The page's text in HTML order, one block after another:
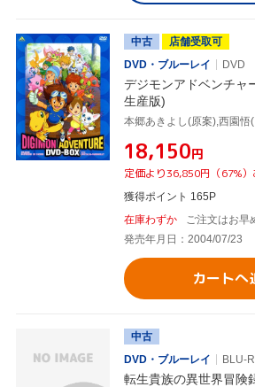
中古
店舗受取可
DVD・ブルーレイ
DVD
デジモンアドベンチャ
生産版)
¥18,150円
定価より36,850円（67%）
獲得ポイント 165P
在庫わずか
ご注文はお早
発売年月日：2004/07/23
カートへ
中古
DVD・ブルーレイ
BLU-
転生貴族の異世界冒険